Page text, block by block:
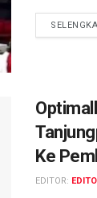
Ke
EDITOR: